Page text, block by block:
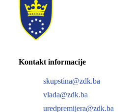
Kontakt informacije
skupstina@zdk.ba
vlada@zdk.ba
uredpremijera@zdk.ba